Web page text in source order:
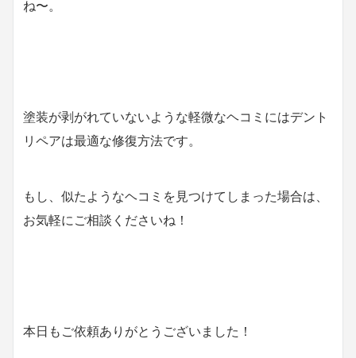
ね〜。
塗装が剥がれていないような軽微なヘコミにはデント
リペアは最適な修復方法です。
もし、似たようなヘコミを見つけてしまった場合は、
お気軽にご相談くださいね！
本日もご依頼ありがとうございました！